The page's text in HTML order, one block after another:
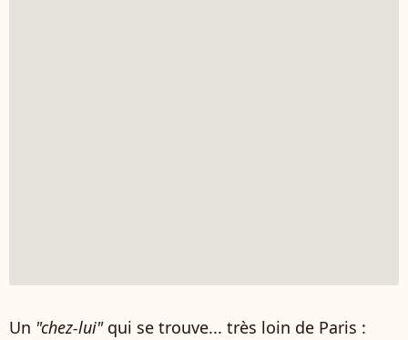
Un "chez-lui"qui se trouve... très loin de Paris :